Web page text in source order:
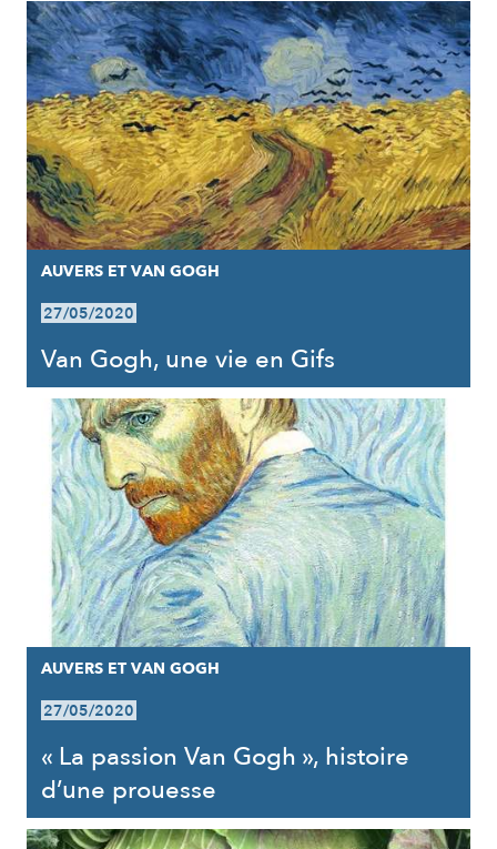
AUVERS ET VAN GOGH
27/05/2020
Van Gogh, une vie en Gifs
AUVERS ET VAN GOGH
27/05/2020
« La passion Van Gogh », histoire
d’une prouesse